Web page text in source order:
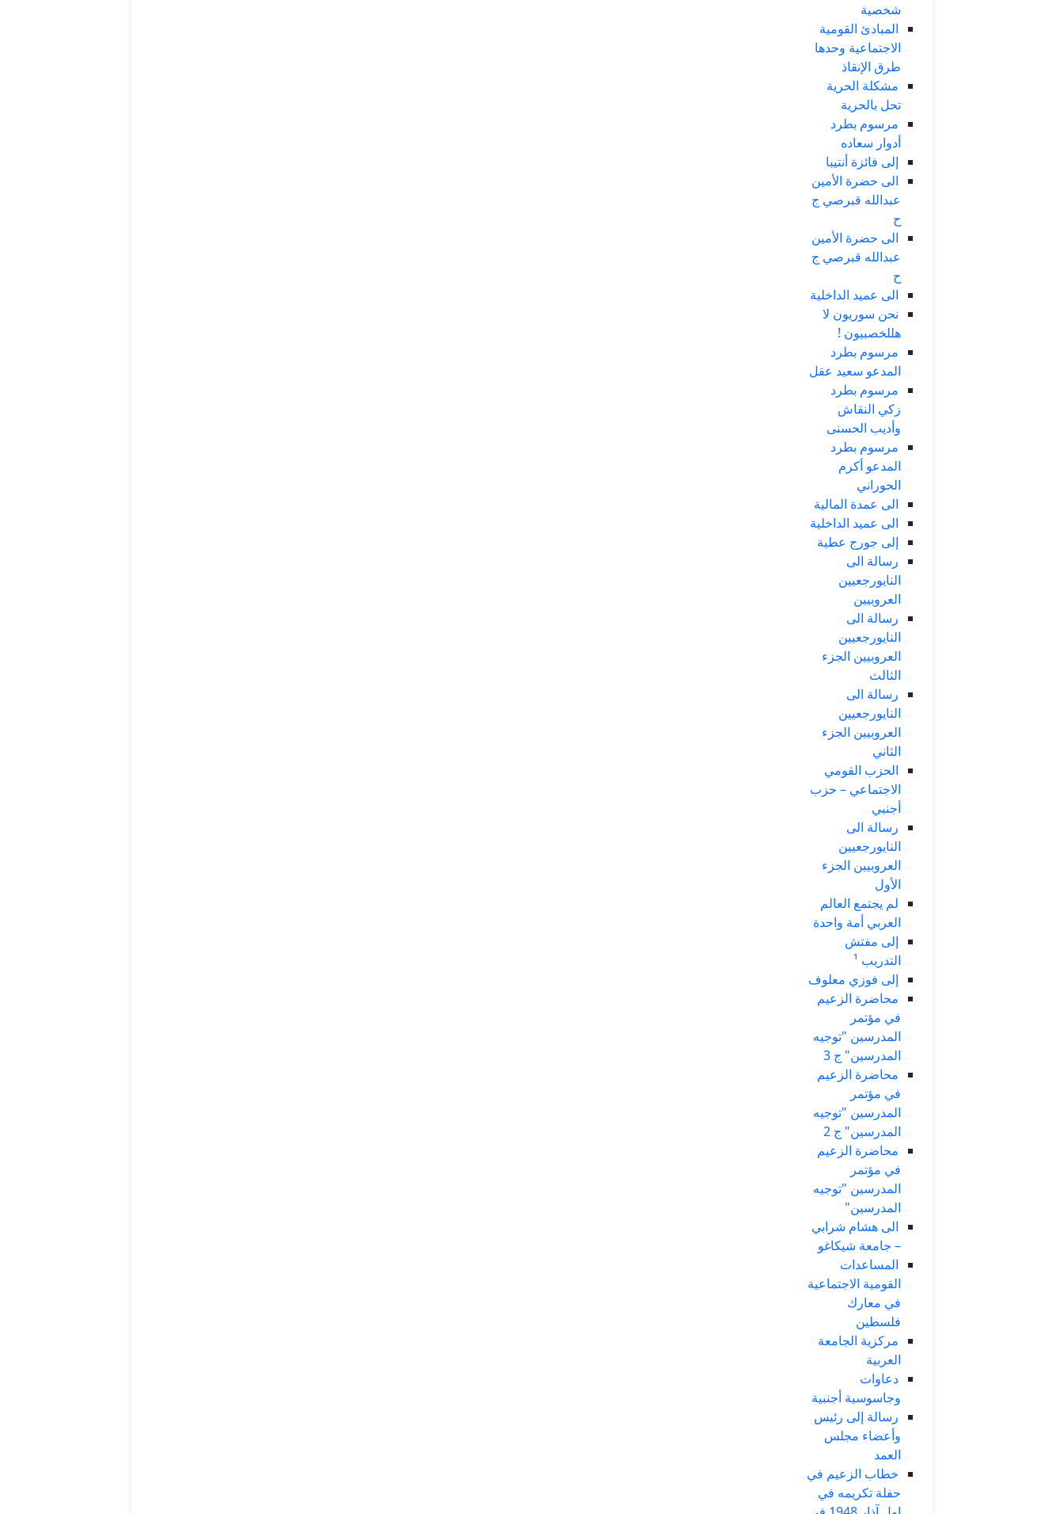
شخصية
المبادئ القومية
الاجتماعية وحدها
طرق الإنقاذ
مشكلة الحرية
تحل بالحرية
مرسوم بطرد
أدوار سعاده
إلى فائزة أنتيبا
الى حضرة الأمين
عبدالله قبرصي ج
ح
الى حضرة الأمين
عبدالله قبرصي ج
ح
الى عميد الداخلية
نحن سوريون لا
هللخصبيون !
مرسوم بطرد
المدعو سعيد عقل
مرسوم بطرد
زكي النقاش
وأديب الحسنى
مرسوم بطرد
المدعو أكرم
الحوراني
الى عمدة المالية
الى عميد الداخلية
إلى جورج عطية
رسالة الى
النايورجعيين
العروبيين
رسالة الى
النايورجعيين
العروبيين الجزء
الثالث
رسالة الى
النايورجعيين
العروبيين الجزء
الثاني
الحزب القومي
الاجتماعي – حزب
أجنبي
رسالة الى
النايورجعيين
العروبيين الجزء
الأول
لم يجتمع العالم
العربي أمة واحدة
إلى مفتش
التدريب ¹
إلى فوزي معلوف
محاضرة الزعيم
في مؤتمر
المدرسين "توجيه
المدرسين" ج 3
محاضرة الزعيم
في مؤتمر
المدرسين "توجيه
المدرسين" ج 2
محاضرة الزعيم
في مؤتمر
المدرسين "توجيه
المدرسين"
الى هشام شرابي
– جامعة شيكاغو
المساعدات
القومية الاجتماعية
في معارك
فلسطين
مركزية الجامعة
العربية
دعاوات
وجاسوسية أجنبية
رسالة إلى رئيس
وأعضاء مجلس
العمد
خطاب الزعيم في
حفلة تكريمه في